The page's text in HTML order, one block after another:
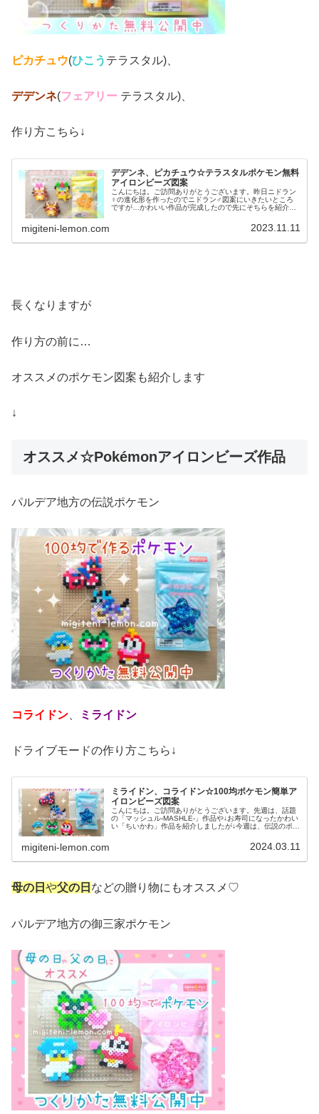
ピカチュウ(ひこう テラスタル)、
デデンネ(フェアリー テラスタル)、
作り方こちら↓
デデンネ、ピカチュウ☆テラスタルポケモン無料
アイロンビーズ図案
こんにちは。ご訪問ありがとうございます。昨日ニドラン
♀の進化形を作ったのでニドラン♂図案にいきたいところ
ですが…かわいい作品が完成したので先にそちらを紹介し
migiteni-lemon.com 2023.11.11
長くなりますが
作り方の前に…
オススメのポケモン図案も紹介します
↓
オススメ☆Pokémonアイロンビーズ作品
パルデア地方の伝説ポケモン
コライドン ミライドン
ドライブモードの作り方こちら↓
ミライドン、コライドン☆100均ポケモン簡単ア
イロンビーズ図案
こんにちは。ご訪問ありがとうございます。先週は、話題
の「マッシュル-MASHLE-」作品や↓お寿司になったかわい
い「ちいかわ」作品を紹介しましたが↓今週は、伝説のポケ
migiteni-lemon.com 2024.03.11
母の日 や父の日 などの贈り物にもオススメ♡
パルデア地方の御三家ポケモン